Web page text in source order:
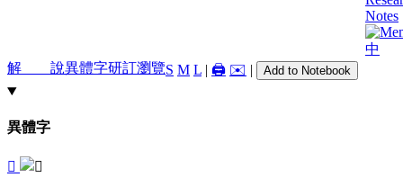
中
解 說異體字研訂瀏覽S M L | 🖨️ ✉️ | Add to Notebook
異體字
󳞊